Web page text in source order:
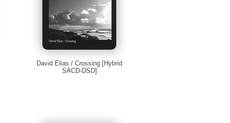
David Elias / Crossing [Hybrid
SACD-DSD]